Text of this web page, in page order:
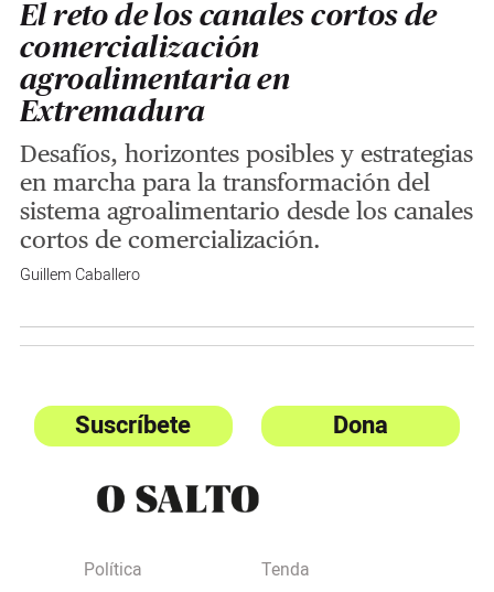
El reto de los canales cortos de
comercialización
agroalimentaria en
Extremadura
Desafíos, horizontes posibles y estrategias
en marcha para la transformación del
sistema agroalimentario desde los canales
cortos de comercialización.
Guillem Caballero
Suscríbete Dona
Política
Tenda